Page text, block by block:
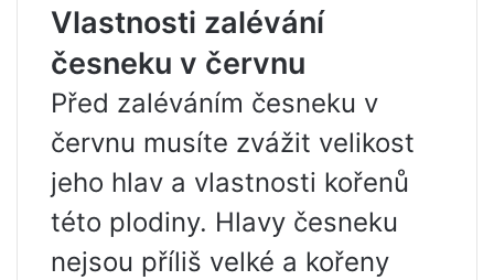
Vlastnosti zalévání
česneku v červnu
Před zaléváním česneku v
červnu musíte zvážit velikost
jeho hlav a vlastnosti kořenů
této plodiny. Hlavy česneku
nejsou příliš velké a kořeny